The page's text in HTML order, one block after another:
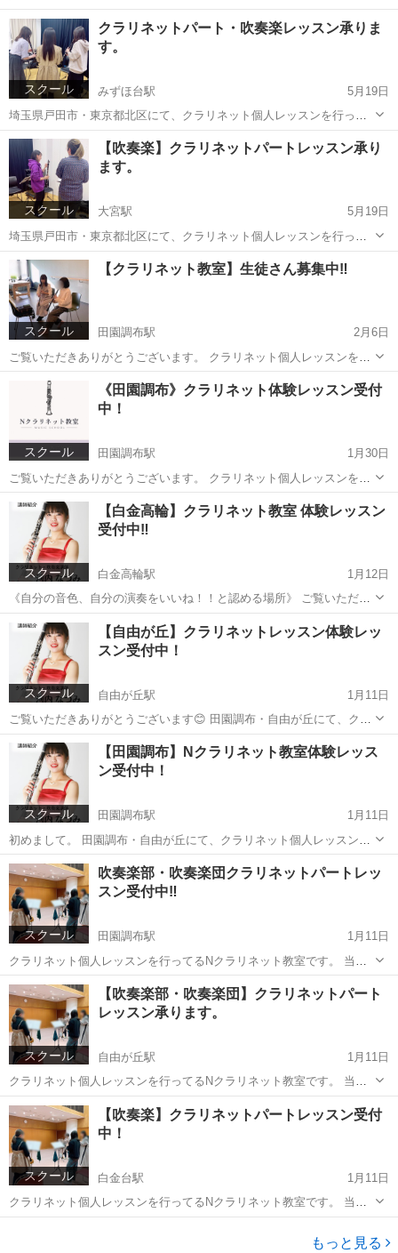
スクール
クラリネットパート・吹奏楽レッスン承りま
す。
みずほ台駅
5月19日
埼玉県戸田市・東京都北区にて、クラリネット個人レッスンを行って
るNクラリネット教室です。 当教室では吹奏楽部・吹奏楽団クラリネ
ットパートレッスンを行っております。 ✅こんなお悩みありません
か？ ・合奏でクラリネ...
埼玉 富士見市 みずほ台駅 音楽 クラリネット
スクール
【吹奏楽】クラリネットパートレッスン承り
ます。
大宮駅
5月19日
埼玉県戸田市・東京都北区にて、クラリネット個人レッスンを行って
るNクラリネット教室です。 当教室では吹奏楽部・吹奏楽団クラリネ
ットパートレッスンを行っております。 ✅こんなお悩みありません
か？ ・合奏でクラリネ...
埼玉 さいたま市 大宮駅 音楽 クラリネット
スクール
【クラリネット教室】生徒さん募集中‼️
田園調布駅
2月6日
ご覧いただきありがとうございます。 クラリネット個人レッスンを行
ってるNクラリネット教室です。
┈┈┈┈┈┈┈┈┈┈┈┈┈┈┈┈┈┈┈┈ ■こんなお悩みありませ
んか？ ┈┈┈┈┈┈┈┈┈┈┈┈┈┈┈┈┈┈┈┈ ...
世田谷区 田園調布駅 その他 クラリネット
スクール
《田園調布》クラリネット体験レッスン受付
中！
田園調布駅
1月30日
ご覧いただきありがとうございます。 クラリネット個人レッスンを行
ってるNクラリネット教室です。
┈┈┈┈┈┈┈┈┈┈┈┈┈┈┈┈┈┈┈┈ ■こんなお悩みありませ
東京 世田谷区 田園調布駅 その他 クラリネット
スクール
【白金高輪】クラリネット教室 体験レッスン
受付中‼️
白金高輪駅
1月12日
《自分の音色、自分の演奏をいいね！！と認める場所》 ご覧いただき
ありがとうございます。 クラリネット個人レッスンを行ってるNクラ
リネット教室です。 ┈┈┈┈┈┈┈┈┈┈┈┈┈┈┈┈┈┈┈┈ ■こ
んなお悩みありません...
東京 港区 白金高輪駅 その他 クラリネット
スクール
【自由が丘】クラリネットレッスン体験レッ
スン受付中！
自由が丘駅
1月11日
ご覧いただきありがとうございます😊 田園調布・自由が丘にて、クラ
リネット個人レッスンを行ってるNクラリネット教室です。
┈┈┈┈┈┈┈┈┈┈┈┈┈┈┈┈┈┈┈┈ ■こんなお悩みありませ
んか？ ┈┈┈┈┈┈┈┈┈┈...
東京 目黒区 自由が丘駅 その他 クラリネット
スクール
【田園調布】Nクラリネット教室体験レッス
ン受付中！
田園調布駅
1月11日
初めまして。 田園調布・自由が丘にて、クラリネット個人レッスンを
行っているNクラリネット教室です。 吹奏楽部で活動している学生さ
んや、吹奏楽団で頑張る大人の方・クラリネットを再開したい方へ個
人レッスンで、自信を持って...
東京 世田谷区 田園調布駅 その他 クラリネット
スクール
吹奏楽部・吹奏楽団クラリネットパートレッ
スン受付中‼️
田園調布駅
1月11日
クラリネット個人レッスンを行ってるNクラリネット教室です。 当教
室では吹奏楽部・吹奏楽団クラリネットパートレッスンを行っており
ます。 ＼こんなお悩みありませんか？／ ✔合奏でクラリネットパート
の音量が小さいと言わ...
東京 世田谷区 田園調布駅 音楽 クラリネット
スクール
【吹奏楽部・吹奏楽団】クラリネットパート
レッスン承ります。
自由が丘駅
1月11日
クラリネット個人レッスンを行ってるNクラリネット教室です。 当教
室では吹奏楽部・吹奏楽団クラリネットパートレッスンを行っており
ます。 ✅こんなお悩みありませんか？ ・合奏でクラリネットパートの
音量が小さいと言われ...
東京 目黒区 自由が丘駅 その他 クラリネット
スクール
【吹奏楽】クラリネットパートレッスン受付
中！
白金台駅
1月11日
クラリネット個人レッスンを行ってるNクラリネット教室です。 当教
室では吹奏楽部・吹奏楽団クラリネットパートレッスンを行っており
もっと見る